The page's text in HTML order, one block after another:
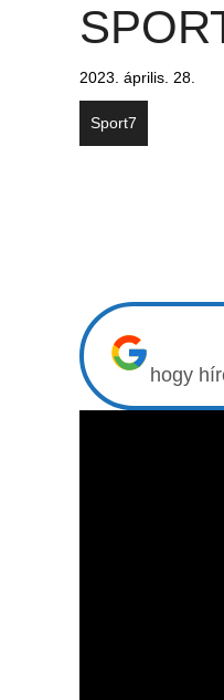
2023. április. 28.
Sport7
hogy